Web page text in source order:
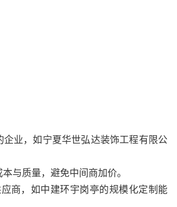
业，如宁夏华世弘达装饰工程有限公
与质量，避免中间商加价。
商，如中建环宇岗亭的规模化定制能